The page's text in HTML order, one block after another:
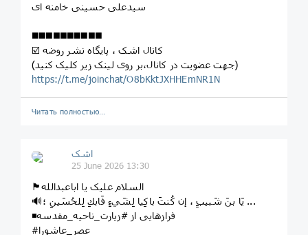
سیدعلی حسینی خامنه ای
◼️◼️◼️◼️◼️◼️◼️◼️◼️◼️
☑️ کانال اشک ، پایگاه نشر روضه
(جهت عضویت در کانال،بر روی لینک زیر کلیک کنید)
https://t.me/joinchat/O8bKktJXHHEmNR1N
Читать полностью…
اشک
25 June 2026 13:30
🏴السلام علیک یا اباعبدالله
🔊يَا بنَ شَبيبٍ ، إن كُنتَ باكِيا لِشَيءٍ فَابكِ لِلحُسَينِ ؛ ...
◾️فرازهایی از #زیارت_ناحیه_مقدسه
#عصر_عاشورا